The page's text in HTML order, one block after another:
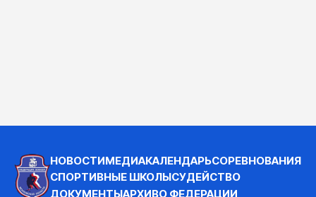
НОВОСТИМЕДИАКАЛЕНДАРЬСОРЕВНОВАНИЯ
СПОРТИВНЫЕ ШКОЛЫСУДЕЙСТВО
ДОКУМЕНТЫАРХИВО ФЕДЕРАЦИИ